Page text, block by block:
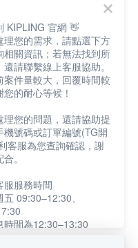
KIPLING 官網 👋
理您的需求，請點選下方
相關資訊；若無法找到所
還請聯繫線上客服協助。
案件量較大，回覆時間較
的耐心等候！
理您的問題，還請協助提
機號碼或訂單編號(TG開
客服為您查詢確認，謝
。
服服務時間
09:30–12:30、
時間為12:30–13:30